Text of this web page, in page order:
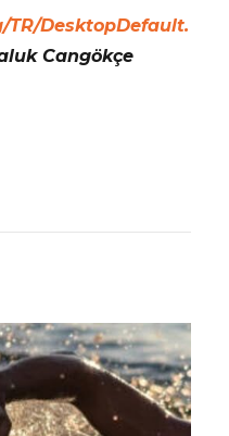
DesktopDefault.
Cangökçe